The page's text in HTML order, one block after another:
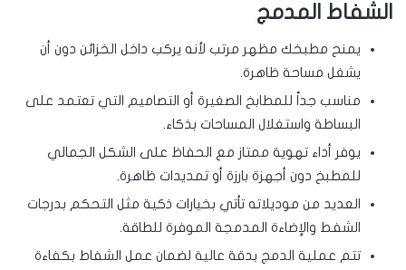
الشفاط المدمج
يمنح مطبخك مظهر مرتب لأنه يركب داخل الخزائن دون أن
يشغل مساحة ظاهرة.
مناسب جداً للمطابخ الصغيرة أو التصاميم التي تعتمد على
البساطة واستغلال المساحات بذكاء.
يوفر أداء تهوية ممتاز مع الحفاظ على الشكل الجمالي
للمطبخ دون أجهزة بارزة أو تمديدات ظاهرة.
العديد من موديلاته تأتي بخيارات ذكية مثل التحكم بدرجات
الشفط والإضاءة المدمجة الموفرة للطاقة.
تتم عملية الدمج بدقة عالية لضمان عمل الشفاط بكفاءة